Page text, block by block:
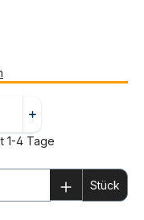
1-4 Tage
gewünschten
Stück